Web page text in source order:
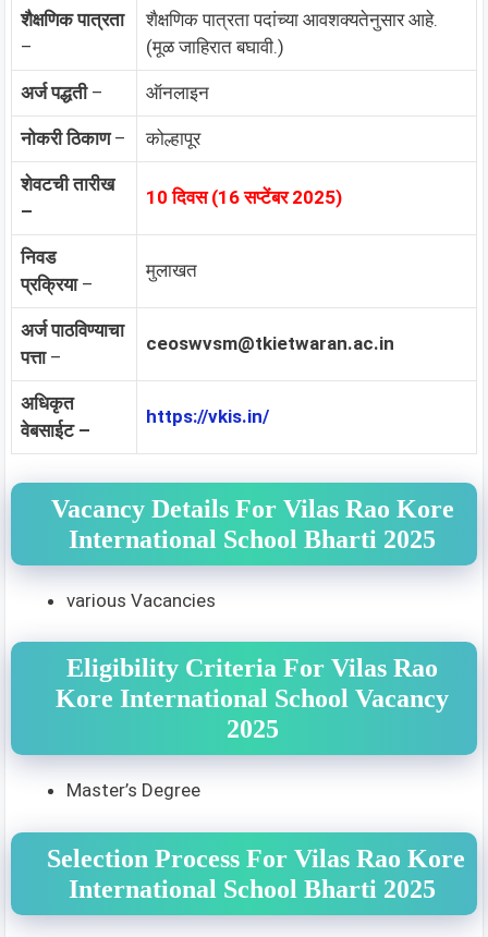
शैक्षणिक पात्रता
–
शैक्षणिक पात्रता पदांच्या आवशक्यतेनुसार आहे.
(मूळ जाहिरात बघावी.)
अर्ज पद्धती– ऑनलाइन
नोकरी ठिकाण– कोल्हापूर
शेवटची तारीख
–
10 दिवस (16 सप्टेंबर 2025)
निवड
प्रक्रिया–
मुलाखत
अर्ज पाठविण्याचा
पत्ता–
ceoswvsm@tkietwaran.ac.in
अधिकृत
वेबसाईट –
https://vkis.in/
Vacancy Details For Vilas Rao Kore
International School Bharti 2025
various Vacancies
Eligibility Criteria For Vilas Rao
Kore International School Vacancy
2025
Master’s Degree
Selection Process For Vilas Rao Kore
International School Bharti 2025